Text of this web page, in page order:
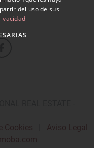
REAL ESTATE -
Cookies
Aviso Legal
del uso de sus